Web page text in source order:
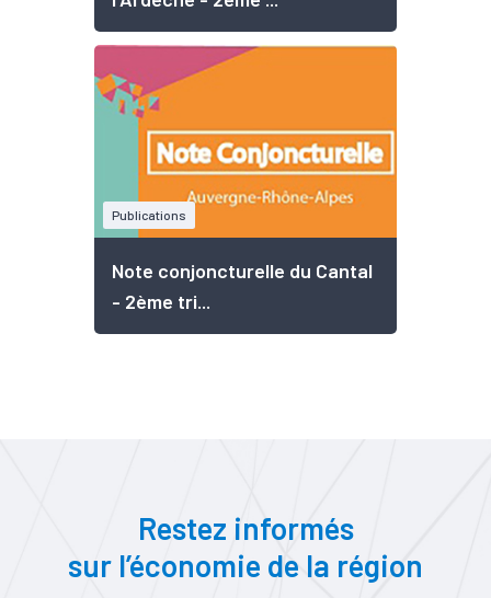
Publications
Note conjoncturelle du Cantal
- 2ème tri...
Restez informés
sur l’économie de la région